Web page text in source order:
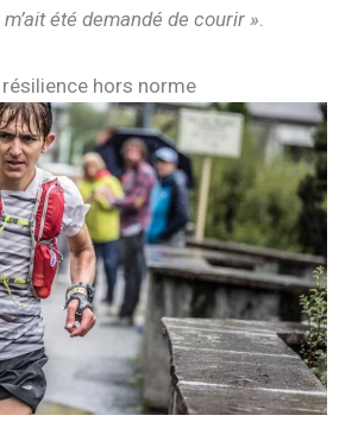
été demandé de courir ».
hors norme